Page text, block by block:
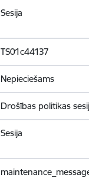
Sesija
TS01c44137
Nepieciešams
Drošības politikas
Sesija